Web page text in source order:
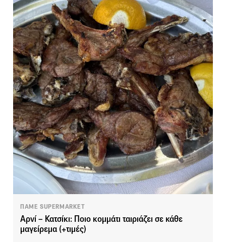
ΠΑΜΕ SUPERMARKET
Αρνί – Κατσίκι: Ποιο κομμάτι ταιριάζει σε κάθε
μαγείρεμα (+τιμές)